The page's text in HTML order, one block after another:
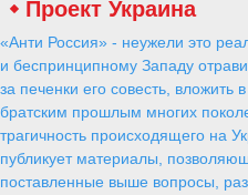
Проект Украина
«Анти Россия» - неужели это
и беспринципному Западу
за печенки его совесть,
братским прошлым многих
трагичность происходящего на
публикует материалы,
поставленные выше вопросы,